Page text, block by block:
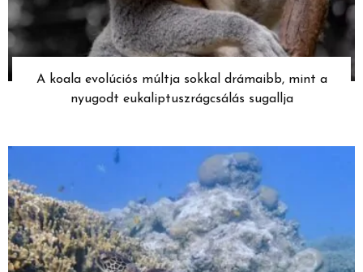
A koala evolúciós múltja sokkal drámaibb, mint a
nyugodt eukaliptuszrágcsálás sugallja